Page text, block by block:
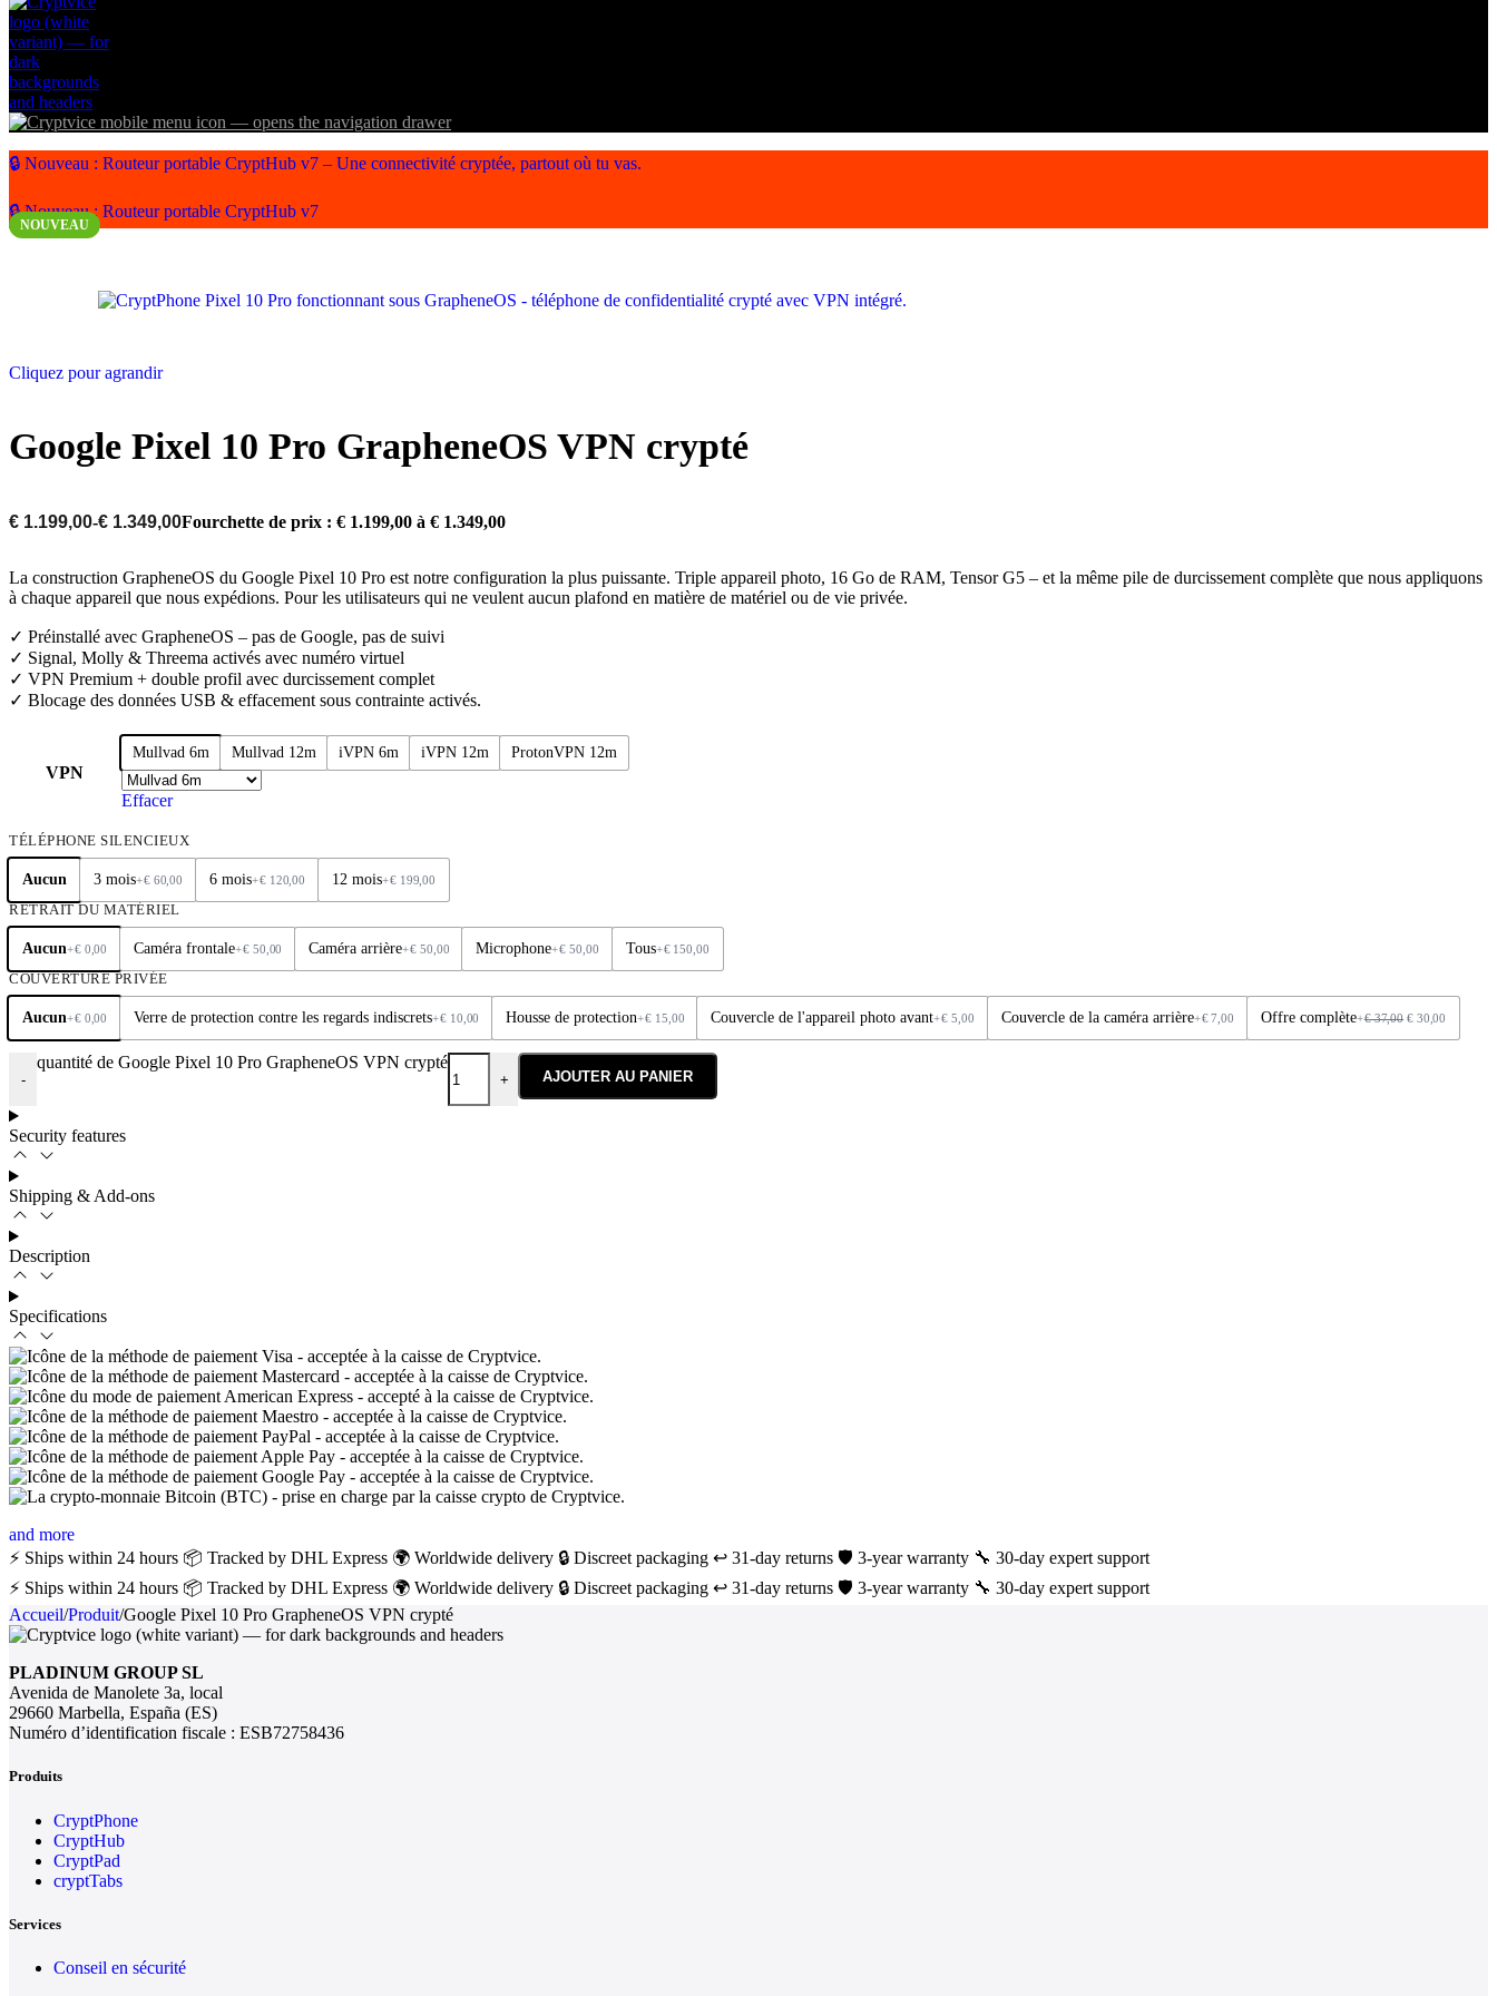
🔒 Nouveau : Routeur portable CryptHub v7 – Une connectivité cryptée, partout où tu vas.
🔒 Nouveau : Routeur portable CryptHub v7
NOUVEAU
Cliquez pour agrandir
Google Pixel 10 Pro GrapheneOS VPN crypté
€ 1.199,00-€ 1.349,00Fourchette de prix : € 1.199,00 à € 1.349,00
La construction GrapheneOS du Google Pixel 10 Pro est notre configuration la plus puissante. Triple appareil photo, 16 Go de RAM, Tensor G5 – et la même pile de durcissement complète que nous appliquons
à chaque appareil que nous expédions. Pour les utilisateurs qui ne veulent aucun plafond en matière de matériel ou de vie privée.
✓ Préinstallé avec GrapheneOS – pas de Google, pas de suivi
✓ Signal, Molly & Threema activés avec numéro virtuel
✓ VPN Premium + double profil avec durcissement complet
✓ Blocage des données USB & effacement sous contrainte activés.
VPN
Mullvad 6m Mullvad 12m iVPN 6m iVPN 12m ProtonVPN 12m
Effacer
TÉLÉPHONE SILENCIEUX
Aucun 3 mois+€60,00 6 mois+€120,00 12 mois+€199,00
RETRAIT DU MATÉRIEL
Aucun+€0,00 Caméra frontale+€ 50,00 Caméra arrière+€ 50,00 Microphone+€ 50,00 Tous+€150,00
COUVERTURE PRIVÉE
Aucun+€0,00 Verre de protection contre les regards indiscrets+€ 10,00 Housse de protection+€ 15,00 Couvercle de l'appareil photo avant+€ 5,00 Couvercle de la caméra arrière+€7,00 Offre complète+€37,00 €30,00
-
quantité de Google Pixel 10 Pro GrapheneOS VPN crypté
+ AJOUTER AU PANIER
Security features
Shipping & Add-ons
Description
Specifications
and more
⚡ Ships within 24 hours 📦 Tracked by DHL Express 🌍 Worldwide delivery 🔒 Discreet packaging ↩️ 31-day returns 🛡️ 3-year warranty 🔧 30-day expert support
⚡ Ships within 24 hours 📦 Tracked by DHL Express 🌍 Worldwide delivery 🔒 Discreet packaging ↩️ 31-day returns 🛡️ 3-year warranty 🔧 30-day expert support
Accueil/Produit/Google Pixel 10 Pro GrapheneOS VPN crypté
PLADINUM GROUP SL
Avenida de Manolete 3a, local
29660 Marbella, España (ES)
Numéro d’identification fiscale : ESB72758436
Produits
CryptPhone
CryptHub
CryptPad
cryptTabs
Services
Conseil en sécurité